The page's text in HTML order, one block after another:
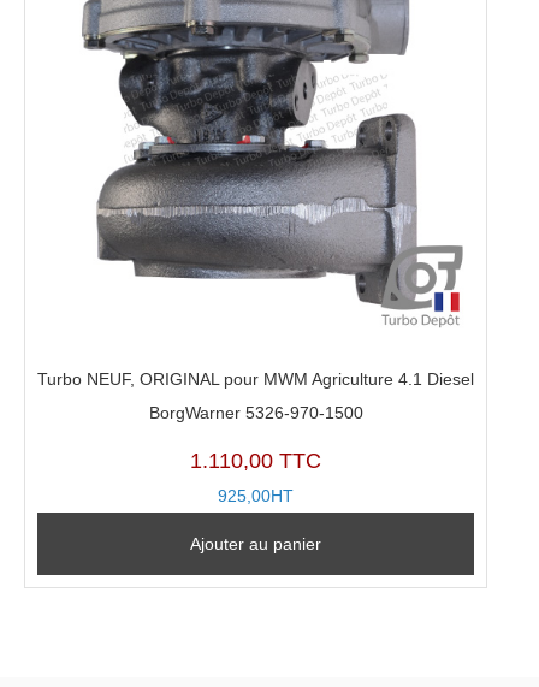
Turbo NEUF, ORIGINAL pour MWM Agriculture 4.1 Diesel
BorgWarner 5326-970-1500
1.110,00 TTC
925,00HT
Ajouter au panier